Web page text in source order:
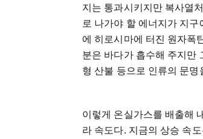
지는 통과시키지만 복사열
로 나가야 할 에너지가 지
에 히로시마에 터진 원자폭
분은 바다가 흡수해 주지만
형 산불 등으로 인류의 문명
이렇게 온실가스를 배출해
라 속도다. 지금의 상승 속